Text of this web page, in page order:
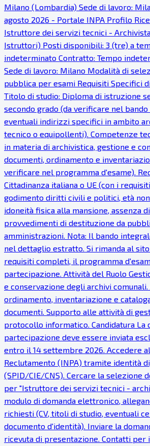
Milano (Lombardia) Sede di lavoro:
agosto 2026 - Portale INPA Profilo
Istruttore dei servizi tecnici -
Istruttori) Posti disponibili: 3 (tre) a
indeterminato Contratto: Tempo
Sede di lavoro: Milano Modalità di
pubblica per esami Requisiti Specifici
Titolo di studio: Diploma di istruzione
secondo grado (da verificare nel
eventuali indirizzi specifici in ambito
tecnico o equipollenti). Competenze
in materia di archivistica, gestione e
documenti, ordinamento e
verificare nel programma d'esame).
Cittadinanza italiana o UE (con i
godimento diritti civili e politici, età
idoneità fisica alla mansione, assenza
provvedimenti di destituzione da
amministrazioni. Nota: Il bando
nel dettaglio estratto. Si rimanda al
requisiti completi, il programma
partecipazione. Attività del Ruolo
e conservazione degli archivi
ordinamento, inventariazione e
documenti. Supporto alle attività di
protocollo informatico. Candidatura La
partecipazione deve essere inviata
entro il 14 settembre 2026. Accedere
Reclutamento (INPA) tramite identità
(SPID/CIE/CNS). Cercare la selezione
per "Istruttore dei servizi tecnici -
modulo di domanda elettronico,
richiesti (CV, titoli di studio, eventuali
documento d'identità). Inviare la
ricevuta di presentazione. Contatti per